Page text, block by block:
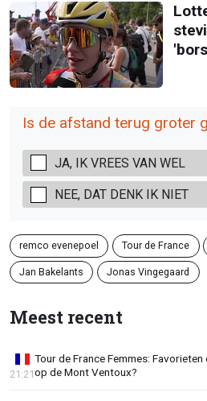
Is de afstand terug groter
JA, IK VREES VAN WEL
NEE, DAT DENK IK NIET
remco evenepoel Tour de France
Jan Bakelants Jonas Vingegaard
Meest recent
Tour de France Femmes:
op de Mont Ventoux?
21:21